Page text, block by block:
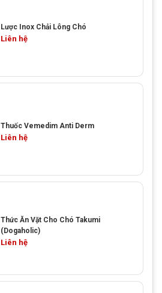
Lược Inox Chải Lông Chó
Liên hệ
Thuốc Vemedim Anti Derm
Liên hệ
Thức Ăn Vặt Cho Chó Takumi
(Dogaholic)
Liên hệ